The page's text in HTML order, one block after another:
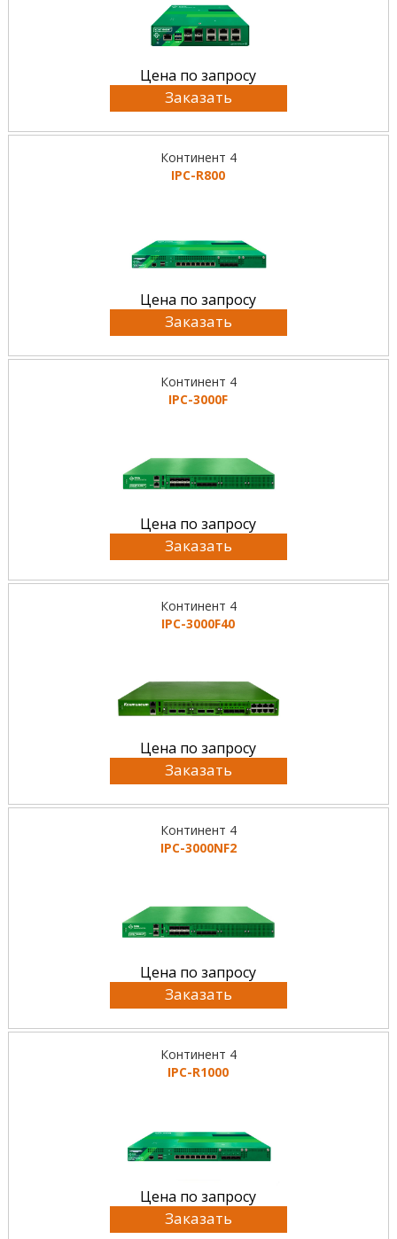
Цена по запросу
Заказать
Континент 4
IPC-R800
Цена по запросу
Заказать
Континент 4
IPC-3000F
Цена по запросу
Заказать
Континент 4
IPC-3000F40
Цена по запросу
Заказать
Континент 4
IPC-3000NF2
Цена по запросу
Заказать
Континент 4
IPC-R1000
Цена по запросу
Заказать